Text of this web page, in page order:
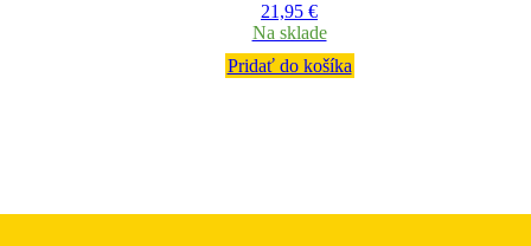
21,95 €
Na sklade
Pridať do košíka